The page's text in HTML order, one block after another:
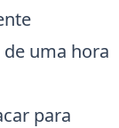
uma hora
para